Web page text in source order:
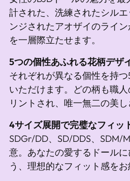
計された、洗練されたシル
ンジされたアオザイのライ
を一層際立たせます。
5つの個性あふれる花柄デザ
それぞれが異なる個性を持
いただけます。どの柄も職
リントされ、唯一無二の美し
4サイズ展開で完璧なフィッ
SDGr/DD、SD/DDS、SDM/
意。あなたの愛するドール
う、理想的なフィット感をお